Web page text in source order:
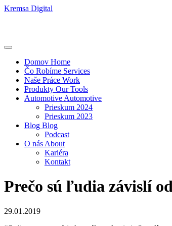
Kremsa Digital
Domov Home
Čo Robíme Services
Naše Práce Work
Produkty Our Tools
Automotive Automotive
Prieskum 2024
Prieskum 2023
Blog Blog
Podcast
O nás About
Kariéra
Kontakt
Prečo sú ľudia závislí
29.01.2019